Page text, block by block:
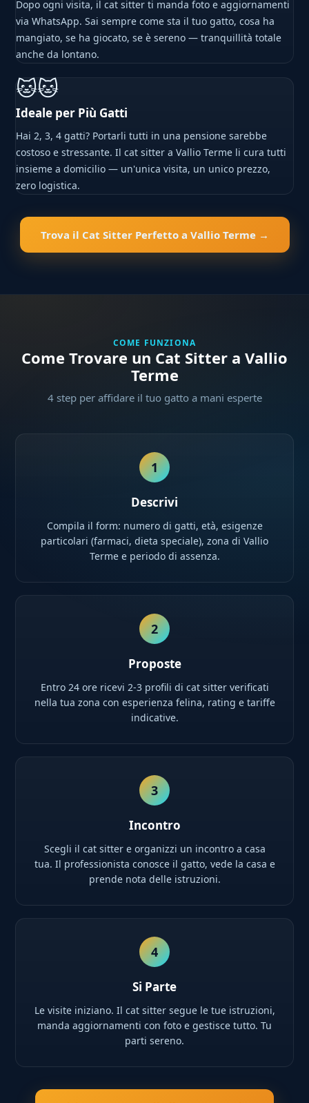
Dopo ogni visita, il cat sitter ti manda foto e aggiornamenti
via WhatsApp. Sai sempre come sta il tuo gatto, cosa ha
mangiato, se ha giocato, se è sereno — tranquillità totale
anche da lontano.
🐱🐱
Ideale per Più Gatti
Hai 2, 3, 4 gatti? Portarli tutti in una pensione sarebbe
costoso e stressante. Il cat sitter a Vallio Terme li cura tutti
insieme a domicilio — un'unica visita, un unico prezzo,
zero logistica.
Trova il Cat Sitter Perfetto a Vallio Terme →
COME FUNZIONA
Come Trovare un Cat Sitter a Vallio
Terme
4 step per affidare il tuo gatto a mani esperte
1
Descrivi
Compila il form: numero di gatti, età, esigenze
particolari (farmaci, dieta speciale), zona di Vallio
Terme e periodo di assenza.
2
Proposte
Entro 24 ore ricevi 2-3 profili di cat sitter verificati
nella tua zona con esperienza felina, rating e tariffe
indicative.
3
Incontro
Scegli il cat sitter e organizzi un incontro a casa
tua. Il professionista conosce il gatto, vede la casa e
prende nota delle istruzioni.
4
Si Parte
Le visite iniziano. Il cat sitter segue le tue istruzioni,
manda aggiornamenti con foto e gestisce tutto. Tu
parti sereno.